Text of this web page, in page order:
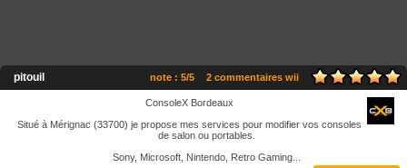
pitouil 2 commentaires wii
note : 5/5
ConsoleX Bordeaux
Situé à Mérignac (33700) je propose mes services pour modifier vos consoles
de salon ou portables.
Sony, Microsoft, Nintendo, Retro Gaming...